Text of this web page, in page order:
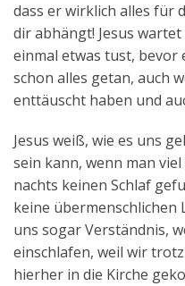
dass er wirklich alles für
dir abhängt! Jesus
einmal etwas tust, bevor
schon alles getan, auch
enttäuscht haben und
Jesus weiß, wie es uns
sein kann, wenn man
nachts keinen Schlaf
keine übermenschlichen
uns sogar Verständnis,
einschlafen, weil wir
hierher in die Kirche